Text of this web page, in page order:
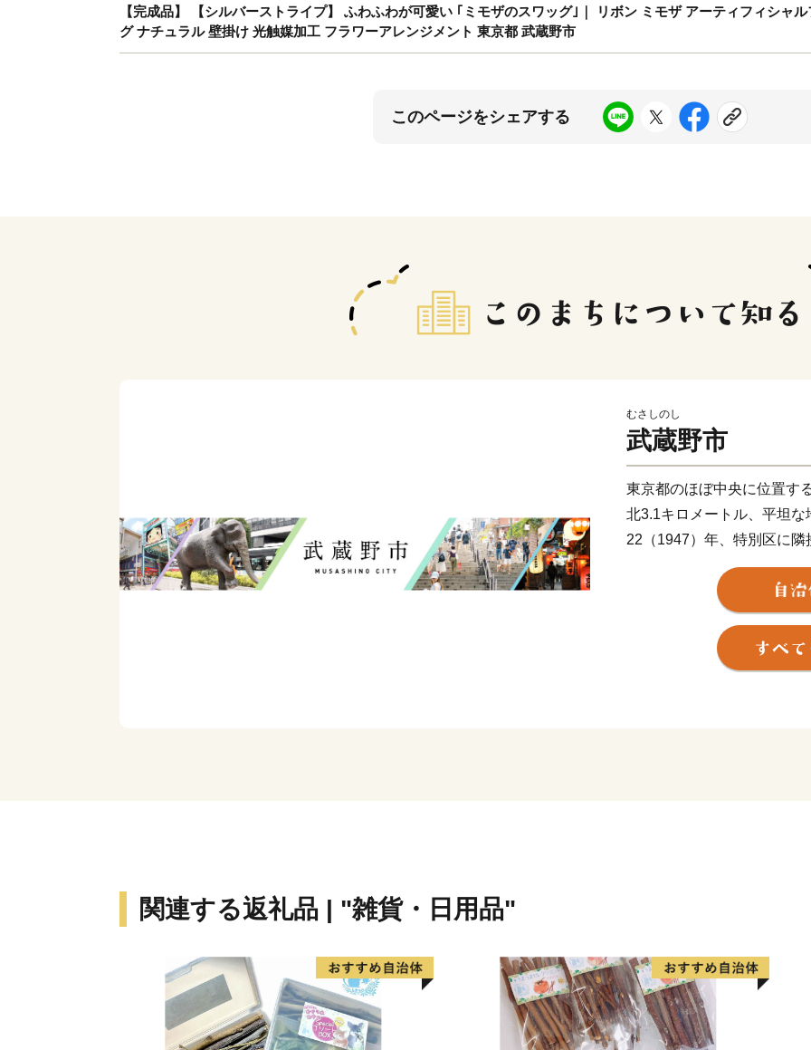
【完成品】 【シルバーストライプ】 ふわふわが可愛い ｢ミモザのスワッグ｣｜ リボン ミモザ アーティフィシャ
グ ナチュラル 壁掛け 光触媒加工 フラワーアレンジメント 東京都 武蔵野市
このページをシェアする
むさしのし
武蔵野市
東京都のほぼ中央に位置す
北3.1キロメートル、平坦
22（1947）年、特別区に
本市は、施策の計画・展開
先駆的に取り組んできまし
長期計画(10年から12年周
政力に支えられて着実に
境駅を中心に、亜細亜大学
病院をもつ武蔵境圏。市で
和したまちづくりを進めて
また、市内には芸術家や事
関連する返礼品 | "雑貨・日用品"